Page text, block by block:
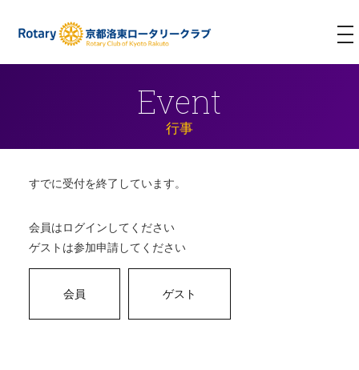
Event
行事
すでに受付を終了しています。
会員はログインしてください
ゲストは参加申請してください